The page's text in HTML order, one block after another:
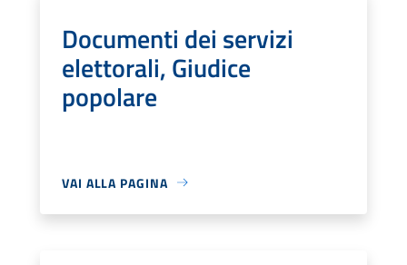
Documenti dei servizi
elettorali, Giudice
popolare
VAI ALLA PAGINA